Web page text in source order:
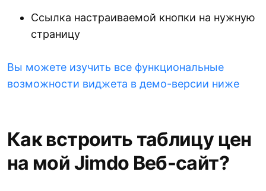
Ссылка настраиваемой кнопки на нужную
страницу
Вы можете изучить все функциональные
возможности виджета в демо-версии ниже
Как встроить таблицу цен
на мой Jimdo Веб-сайт?